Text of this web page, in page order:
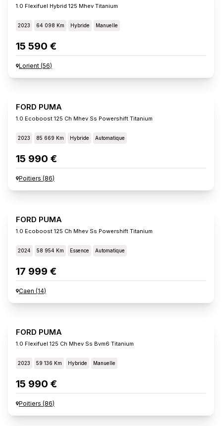
1.0 Flexifuel Hybrid 125 Mhev Titanium
2023 64 098 Km Hybride Manuelle
15 590 €
Lorient (56)
FORD PUMA
1.0 Ecoboost 125 Ch Mhev Ss Powershift Titanium
2023 85 669 Km Hybride Automatique
15 990 €
Poitiers (86)
FORD PUMA
1.0 Ecoboost 125 Ch Mhev Ss Powershift Titanium
2024 58 954 Km Essence Automatique
17 999 €
Caen (14)
FORD PUMA
1.0 Flexifuel 125 Ch Mhev Ss Bvm6 Titanium
2023 59 136 Km Hybride Manuelle
15 990 €
Poitiers (86)